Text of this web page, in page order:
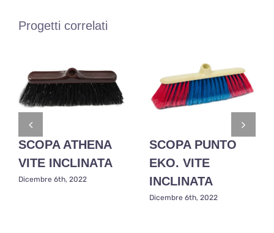
Progetti correlati
SCOPA ATHENA
VITE INCLINATA
Dicembre 6th, 2022
SCOPA PUNTO
EKO. VITE
INCLINATA
Dicembre 6th, 2022